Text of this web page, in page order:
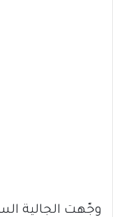
وجّهت الجالية